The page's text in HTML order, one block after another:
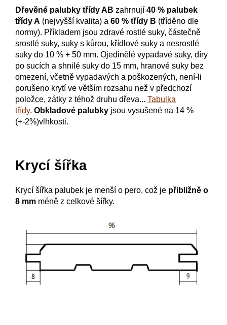
Dřevěné palubky třídy AB zahrnují 40 % palubek
třídy A (nejvyšší kvalita) a 60 % třídy B (tříděno dle
normy). Příkladem jsou zdravé rostlé suky, částečně
srostlé suky, suky s kůrou, křídlové suky a nesrostlé
suky do 10 % + 50 mm. Ojedinělé vypadavé suky, díry
po sucích a shnilé suky do 15 mm, hranové suky bez
omezení, včetně vypadavých a poškozených, není-li
porušeno krytí ve větším rozsahu než v předchozí
položce, zátky z téhož druhu dřeva... Tabulka
třídy. Obkladové palubky jsou vysušené na 14 %
(+-2%)vlhkosti.
Krycí šířka
Krycí šířka palubek je menší o pero, což je přibližně o
8 mm méně z celkové šířky.